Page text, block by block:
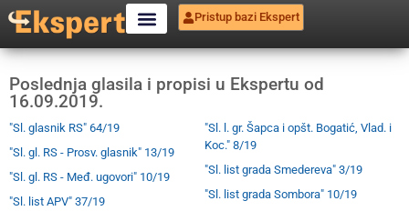
Pristup bazi Ekspert
Poslednja glasila i propisi u Ekspertu od
16.09.2019.
"Sl. glasnik RS" 64/19
"Sl. gl. RS - Prosv. glasnik" 13/19
"Sl. gl. RS - Međ. ugovori" 10/19
"Sl. list APV" 37/19
"Sl. l. gr. Šapca i opšt. Bogatić, Vlad. i
Koc." 8/19
"Sl. list grada Smedereva" 3/19
"Sl. list grada Sombora" 10/19